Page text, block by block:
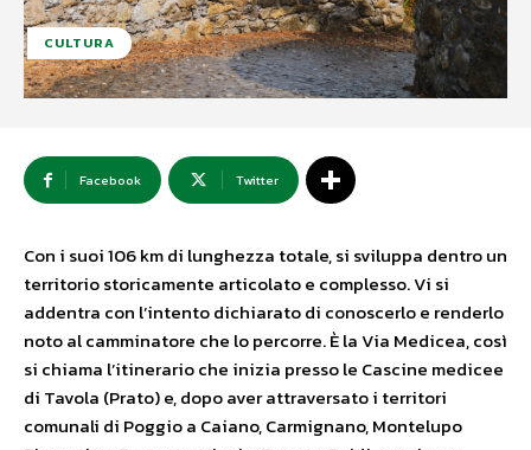
CULTURA
Facebook Twitter
Con i suoi 106 km di lunghezza totale, si sviluppa dentro un
territorio storicamente articolato e complesso. Vi si
addentra con l’intento dichiarato di conoscerlo e renderlo
noto al camminatore che lo percorre. È la Via Medicea, così
si chiama l’itinerario che inizia presso le Cascine medicee
di Tavola (Prato) e, dopo aver attraversato i territori
comunali di Poggio a Caiano, Carmignano, Montelupo